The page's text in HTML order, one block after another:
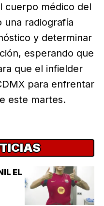
cuerpo médico del
una radiografía
y determinar
esperando que
que el infielder
para enfrentar
este martes.
EL